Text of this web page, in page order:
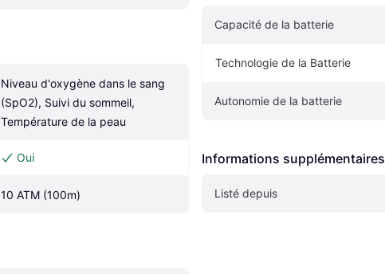
Niveau d'oxygène dans le sang
(SpO2), Suivi du sommeil,
Température de la peau
Oui
10 ATM (100m)
Capacité de la batterie
Technologie de la Batterie
Autonomie de la batterie
Informations supplémentaires
Listé depuis